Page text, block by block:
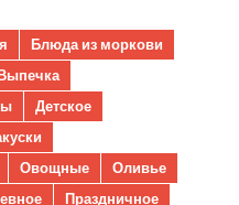
Блюда из моркови
Детское
Овощные
Оливье
Праздничное